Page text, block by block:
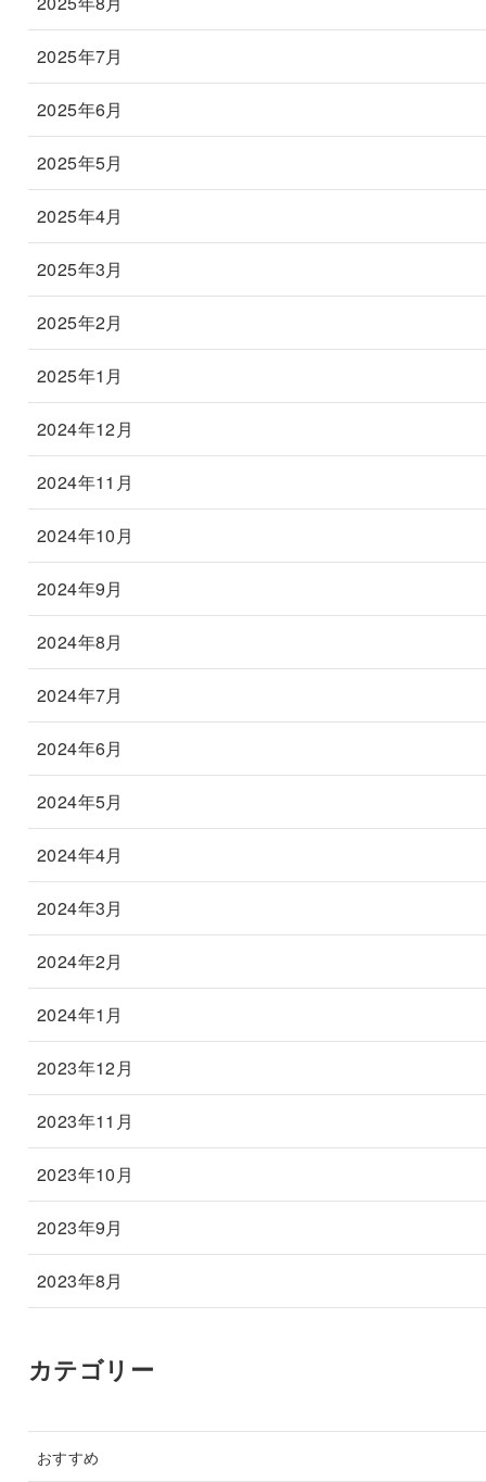
2025年7月
2025年6月
2025年5月
2025年4月
2025年3月
2025年2月
2025年1月
2024年12月
2024年11月
2024年10月
2024年9月
2024年8月
2024年7月
2024年6月
2024年5月
2024年4月
2024年3月
2024年2月
2024年1月
2023年12月
2023年11月
2023年10月
2023年9月
2023年8月
カテゴリー
おすすめ